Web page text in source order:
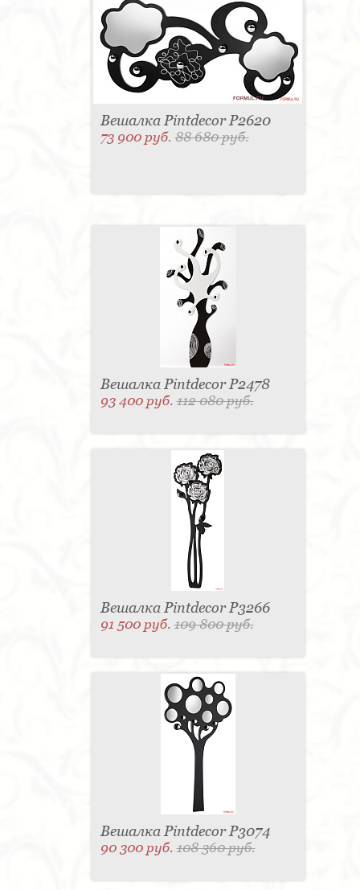
Вешалка Pintdecor P2620
73 900 руб.88 680 руб.
Вешалка Pintdecor P2478
93 400 руб.112 080 руб.
Вешалка Pintdecor P3266
91 500 руб.109 800 руб.
Вешалка Pintdecor P3074
90 300 руб.108 360 руб.